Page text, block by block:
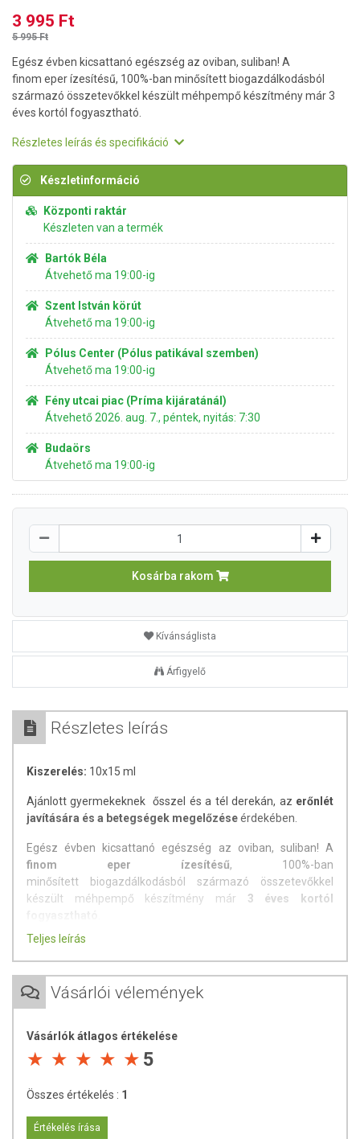
3 995 Ft
5 995 Ft
Egész évben kicsattanó egészség az oviban, suliban! A
finom eper ízesítésű, 100%-ban minősített biogazdálkodásból
származó összetevőkkel készült méhpempő készítmény már 3
éves kortól fogyasztható.
Részletes leírás és specifikáció
Készletinformáció
Központi raktár
Készleten van a termék
Bartók Béla
Átvehető ma 19:00-ig
Szent István körút
Átvehető ma 19:00-ig
Pólus Center (Pólus patikával szemben)
Átvehető ma 19:00-ig
Fény utcai piac (Príma kijáratánál)
Átvehető 2026. aug. 7., péntek, nyitás: 7:30
Budaörs
Átvehető ma 19:00-ig
Kosárba rakom
Kívánságlista
Árfigyelő
Részletes leírás
Kiszerelés: 10x15 ml
Ajánlott gyermekeknek ősszel és a tél derekán, az erőnlét
javítására és a betegségek megelőzéseérdekében.
Egész évben kicsattanó egészség az oviban, suliban! A
finom eper ízesítésű, 100%-ban
minősített biogazdálkodásból származó összetevőkkel
készült méhpempő készítmény már 3 éves kortól
Használata:
illetve immunerősítés céljára, kora ősszel és a tél derekán.
MÉHPEMPŐ ÉS MÉZ A GYERMEKEKNEK
köszönhetően öt hosszú évig él, szemben a közönséges
dolgozó méhek mindössze hat hetes élettartamával. Ebből
is kitűnik, hogy milyen csodálatos anyagról beszélünk.
Az emberek esetében a
méhpempőnekimmunerősítő, vitalizáló
csökkenti a fáradékonyságot, serkenti a szellemi
Teljes leírás
Vásárlói vélemények
Vásárlók átlagos értékelése
5
Összes értékelés : 1
Értékelés írása